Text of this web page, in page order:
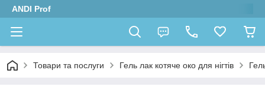
ANDI Prof
Товари та послуги Гель лак котяче око для нігтів